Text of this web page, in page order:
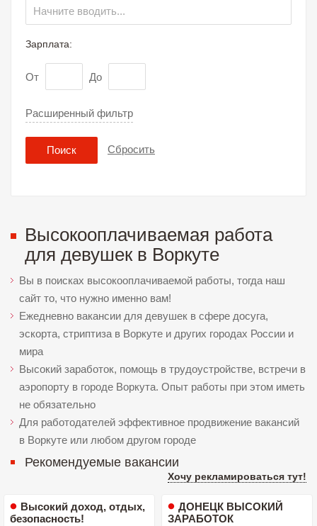
Зарплата:
От До
Расширенный фильтр
Поиск Сбросить
Высокооплачиваемая работа
для девушек в Воркуте
Вы в поисках высокооплачиваемой работы, тогда наш
сайт то, что нужно именно вам!
Ежедневно вакансии для девушек в сфере досуга,
эскорта, стриптиза в Воркуте и других городах России и
мира
Высокий заработок, помощь в трудоустройстве, встречи в
аэропорту в городе Воркута. Опыт работы при этом иметь
не обязательно
Для работодателей эффективное продвижение вакансий
в Воркуте или любом другом городе
Рекомендуемые вакансии
Хочу рекламироваться тут!
Высокий доход, отдых,
безопасность!
ДОНЕЦК ВЫСОКИЙ
ЗАРАБОТОК